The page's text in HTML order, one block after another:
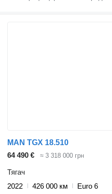
MAN TGX 18.510
64 490 €
≈ 3 318 000 грн
Тягач
2022
426 000 км
Euro 6